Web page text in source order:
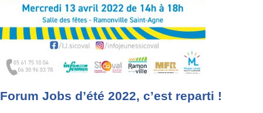
Forum Jobs d’été 2022, c’est reparti !